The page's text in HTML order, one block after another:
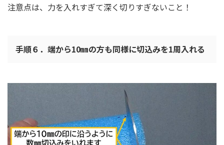
注意点は、力を入れすぎて深く切りすぎないこと！
手順６．端から10㎜の方も同様に切込みを1周入れる